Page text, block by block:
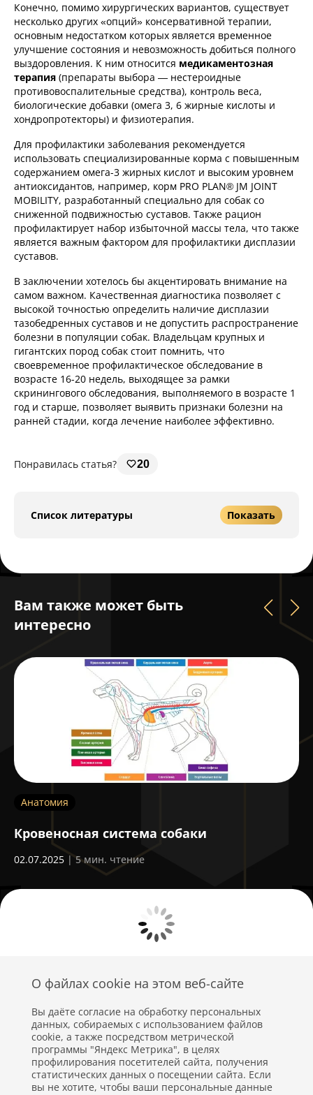
Конечно, помимо хирургических вариантов, существует
несколько других «опций» консервативной терапии,
основным недостатком которых является временное
улучшение состояния и невозможность добиться полного
выздоровления. К ним относится медикаментозная
терапия (препараты выбора — нестероидные
противовоспалительные средства), контроль веса,
биологические добавки (омега 3, 6 жирные кислоты и
хондропротекторы) и физиотерапия.
Для профилактики заболевания рекомендуется
использовать специализированные корма с повышенным
содержанием омега-3 жирных кислот и высоким уровнем
антиоксидантов, например, корм PRO PLAN® JM JOINT
MOBILITY, разработанный специально для собак со
сниженной подвижностью суставов. Также рацион
профилактирует набор избыточной массы тела, что также
является важным фактором для профилактики дисплазии
суставов.
В заключении хотелось бы акцентировать внимание на
самом важном. Качественная диагностика позволяет с
высокой точностью определить наличие дисплазии
тазобедренных суставов и не допустить распространение
болезни в популяции собак. Владельцам крупных и
гигантских пород собак стоит помнить, что
своевременное профилактическое обследование в
возрасте 16-20 недель, выходящее за рамки
скринингового обследования, выполняемого в возрасте 1
год и старше, позволяет выявить признаки болезни на
ранней стадии, когда лечение наиболее эффективно.
Понравилась статья? 20
Список литературы Показать
Вам также может быть
интересно
Анатомия
Кровеносная система собаки
02.07.2025 | 5 мин. чтение
Политика конфиденциальности
О файлах cookie на этом веб-сайте
Вы даёте согласие на обработку персональных
данных, собираемых с использованием файлов
cookie, а также посредством метрической
программы "Яндекс Метрика", в целях
профилирования посетителей сайта, получения
статистических данных о посещении сайта. Если
вы не хотите, чтобы ваши персональные данные